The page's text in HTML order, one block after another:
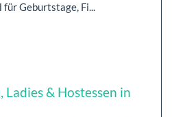
für Geburtstage, Fi...
Ladies & Hostessen in